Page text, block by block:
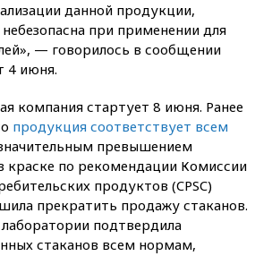
данной продукции,
при применении для
— говорилось в сообщении
4 июня.
компания стартует 8 июня. Ранее
продукция соответствует всем
превышением
краске по рекомендации Комиссии
продуктов (CPSC)
прекратить продажу стаканов.
подтвердила
стаканов всем нормам,